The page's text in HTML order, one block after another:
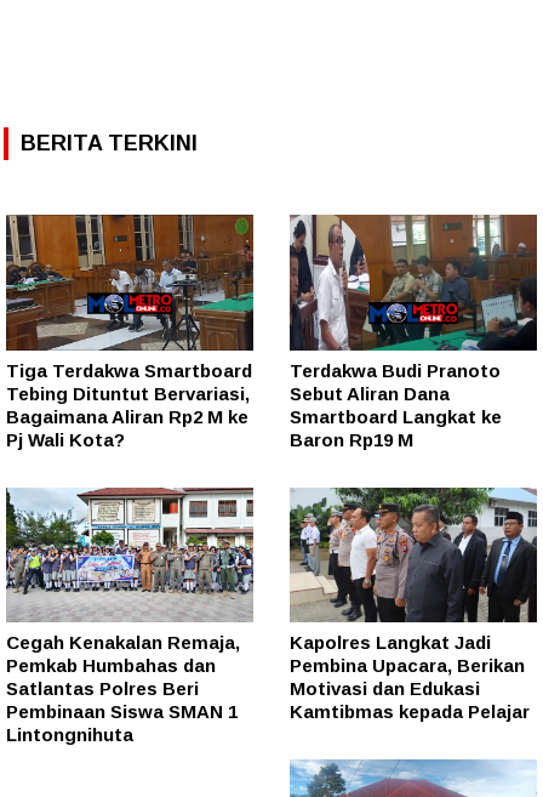
BERITA TERKINI
Tiga Terdakwa Smartboard
Tebing Dituntut Bervariasi,
Bagaimana Aliran Rp2 M ke
Pj Wali Kota?
Terdakwa Budi Pranoto
Sebut Aliran Dana
Smartboard Langkat ke
Baron Rp19 M
Cegah Kenakalan Remaja,
Pemkab Humbahas dan
Satlantas Polres Beri
Pembinaan Siswa SMAN 1
Lintongnihuta
Kapolres Langkat Jadi
Pembina Upacara, Berikan
Motivasi dan Edukasi
Kamtibmas kepada Pelajar